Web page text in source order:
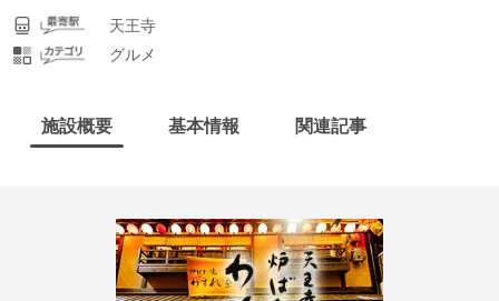
天王寺
グルメ
施設概要 基本情報 関連記事